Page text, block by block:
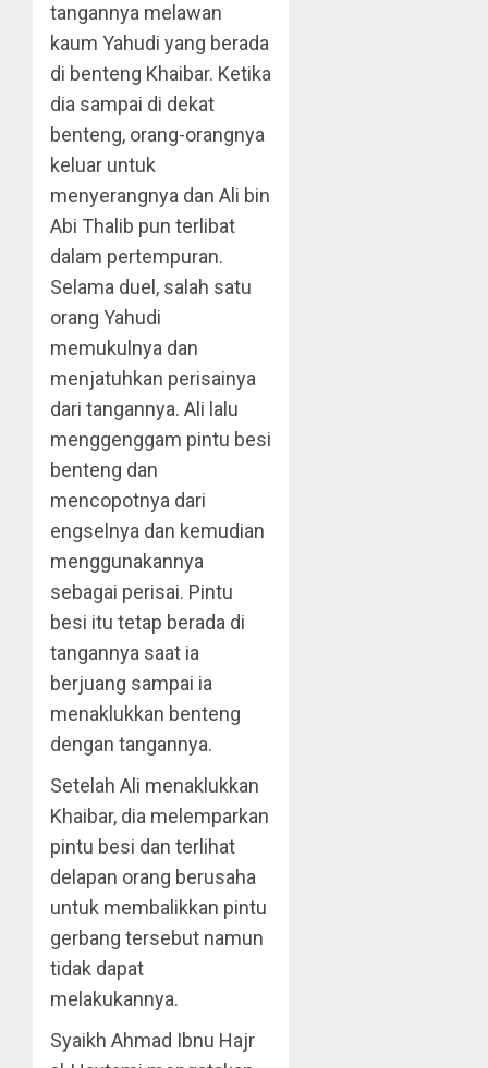
tangannya melawan
kaum Yahudi yang berada
di benteng Khaibar. Ketika
dia sampai di dekat
benteng, orang-orangnya
keluar untuk
menyerangnya dan Ali bin
Abi Thalib pun terlibat
dalam pertempuran.
Selama duel, salah satu
orang Yahudi
memukulnya dan
menjatuhkan perisainya
dari tangannya. Ali lalu
menggenggam pintu besi
benteng dan
mencopotnya dari
engselnya dan kemudian
menggunakannya
sebagai perisai. Pintu
besi itu tetap berada di
tangannya saat ia
berjuang sampai ia
menaklukkan benteng
dengan tangannya.
Setelah Ali menaklukkan
Khaibar, dia melemparkan
pintu besi dan terlihat
delapan orang berusaha
untuk membalikkan pintu
gerbang tersebut namun
tidak dapat
melakukannya.
Syaikh Ahmad Ibnu Hajr